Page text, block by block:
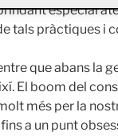
especial
tals pràctiques i
que abans la
El boom del
més per la
a un punt